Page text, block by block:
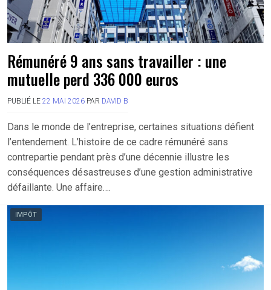
Rémunéré 9 ans sans travailler : une
mutuelle perd 336 000 euros
PUBLIÉ LE 22 MAI 2026 PAR DAVID B
Dans le monde de l’entreprise, certaines situations défient
l’entendement. L’histoire de ce cadre rémunéré sans
contrepartie pendant près d’une décennie illustre les
conséquences désastreuses d’une gestion administrative
défaillante. Une affaire….
IMPÔT